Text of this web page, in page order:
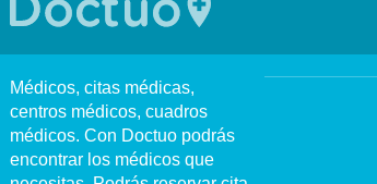
Médicos, citas médicas,
centros médicos, cuadros
médicos. Con Doctuo podrás
encontrar los médicos que